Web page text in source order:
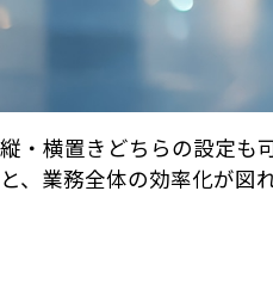
縦・横置きどちらの設定も
と、業務全体の効率化が図